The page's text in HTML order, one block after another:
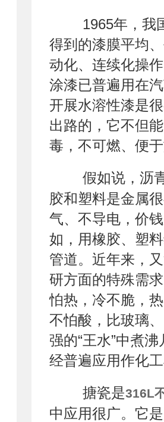
1965年，我
得到的漆膜平均
动化、连续化操
涂漆已普遍用在
开展水溶性漆是
出路的，它不但
毒，不可燃、便
假如说，沥
胶和塑料是金属
气、不导电，价
如，用橡胶、塑
管道。近年来，
研方面的特殊需
怕热，冷不脆，
不怕酸，比玻璃
强的“王水”中煮
经普遍应用作化
搪瓷是316L
中应用很广。它